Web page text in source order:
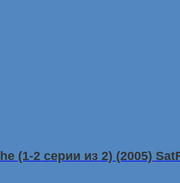
(1-2 серии из 2) (2005)